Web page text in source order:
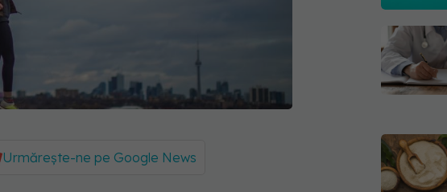
Urmărește-ne pe Google News